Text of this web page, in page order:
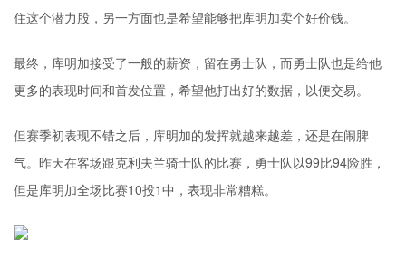
住这个潜力股，另一方面也是希望能够把库明加卖个好价钱。
最终，库明加接受了一般的薪资，留在勇士队，而勇士队也是给他
更多的表现时间和首发位置，希望他打出好的数据，以便交易。
但赛季初表现不错之后，库明加的发挥就越来越差，还是在闹脾
气。昨天在客场跟克利夫兰骑士队的比赛，勇士队以99比94险胜，
但是库明加全场比赛10投1中，表现非常糟糕。